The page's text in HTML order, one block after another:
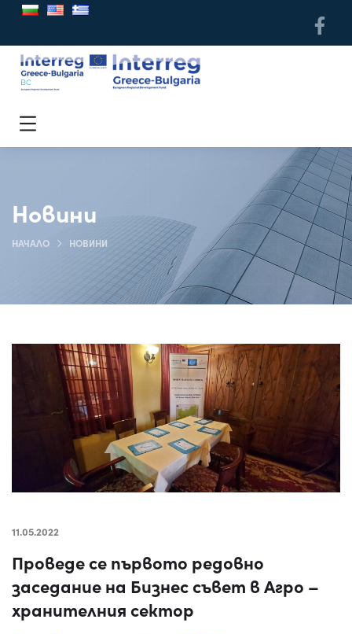
Новини
НАЧАЛО НОВИНИ
11.05.2022
Проведе се първото редовно
заседание на Бизнес съвет в Агро –
хранителния сектор